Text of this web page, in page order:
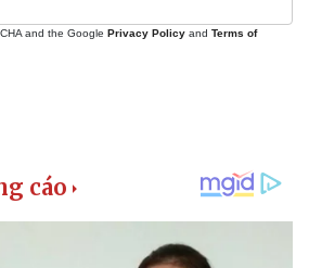
Thị trường
and the Google Privacy Policy and Terms of